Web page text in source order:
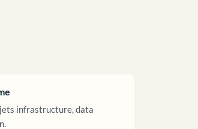
infrastructure, data